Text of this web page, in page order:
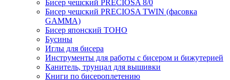
Бисер чешский PRECIOSA 8/0
Бисер чешский PRECIOSA TWIN (фасовка
GAMMA)
Бисер японский TOHO
Бусины
Иглы для бисера
Инструменты для работы с бисером и бижутерией
Канитель, трунцал для вышивки
Книги по бисероплетению